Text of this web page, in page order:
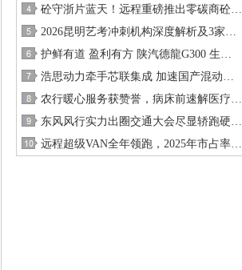
砼守浙片蓝天！远程重磅推出零碳商砼…
2026昆明艺考冲刺机构深度解析及3家…
护鲜有道 盈利有方 陕汽德龍G300 生…
浩思动力牵手芯联集成 加速国产混动…
农行暖心服务获赞誉，病床前速解医疗…
东风风行实力出圈交通大会尽显轿跑硬…
远程超级VAN全年领跑，2025年市占率…